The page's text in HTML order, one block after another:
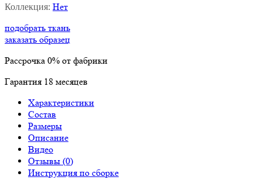
Коллекция: Нет
подобрать ткань
заказать образец
Рассрочка 0% от фабрики
Гарантия 18 месяцев
Характеристики
Состав
Размеры
Описание
Видео
Отзывы (0)
Инструкция по сборке